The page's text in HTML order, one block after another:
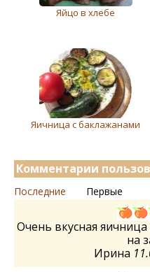
Яйцо в хлебе
Яичница с баклажанами
Комментарии
Последние Первые
Очень вкусная
на
Ирина